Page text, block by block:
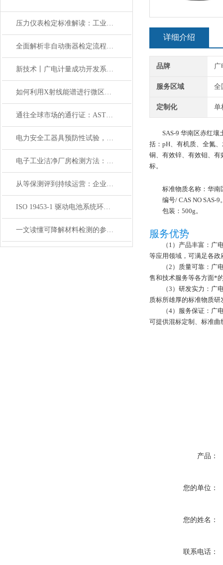
压力仪表检定标准解读：工业与环境检测的基础
全面解析非自动衡器检定流程：确保精确测量的关键步骤
新技术丨广电计量成功开发系统级电磁脉冲防护仿真技术
如何利用X射线能谱进行微区元素分析？应用案例分享
通往全球市场的通行证：ASTM D6055合规性测试指南
电力安全工器具预防性试验，绝缘鞋/手套/验电器/接地线检测机构
电子工业洁净厂房检测方法：如何确保精密生产环境无污染？
从等保测评到持续运营：企业网络安全防护的完整路径
ISO 19453-1 驱动电池系统环境试验 全生命周期安全检验
一文读懂可降解材料检测的参考标准
详细介绍
品牌 广
服务区域 全
定制化 单
SAS-9 华南区赤红
括：pH、有机质、全氮
铜、有效锌、有效钼、
标。
标准物质名称：华南
编号/ CAS NO SAS-9
包装：500g。
服务优势
（1）产品丰富：
等应用领域，可满足各
（2）质量可靠：广
售和技术服务等各方面*
（3）研发实力：
质标所雄厚的标准物质
（4）服务保证：
可提供混标定制、标准
产品：
您的单位：
您的姓名：
联系电话：